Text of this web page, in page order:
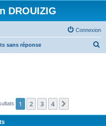
DROUIZIG
Connexion
sans réponse
c
1 2 3 4